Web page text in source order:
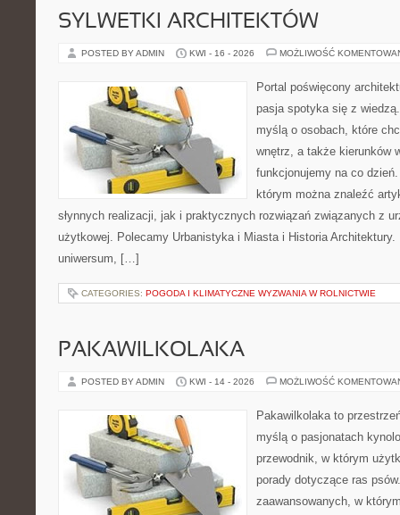
SYLWETKI ARCHITEKTÓW
POSTED BY ADMIN KWI - 16 - 2026 MOŻLIWOŚĆ
Portal poświęcony
pasja spotyka się z
myślą o osobach, które
wnętrz, a także kierunków
funkcjonujemy na co
którym można znaleźć
słynnych realizacji, jak i praktycznych rozwiązań związanych z
użytkowej. Polecamy Urbanistyka i Miasta i Historia
uniwersum, […]
CATEGORIES: POGODA I KLIMATYCZNE WYZWANIA W ROLNICTWIE
PAKAWILKOLAKA
POSTED BY ADMIN KWI - 14 - 2026 MOŻLIWOŚĆ
Pakawilkolaka to
myślą o pasjonatach
przewodnik, w którym
porady dotyczące ras
zaawansowanych, w